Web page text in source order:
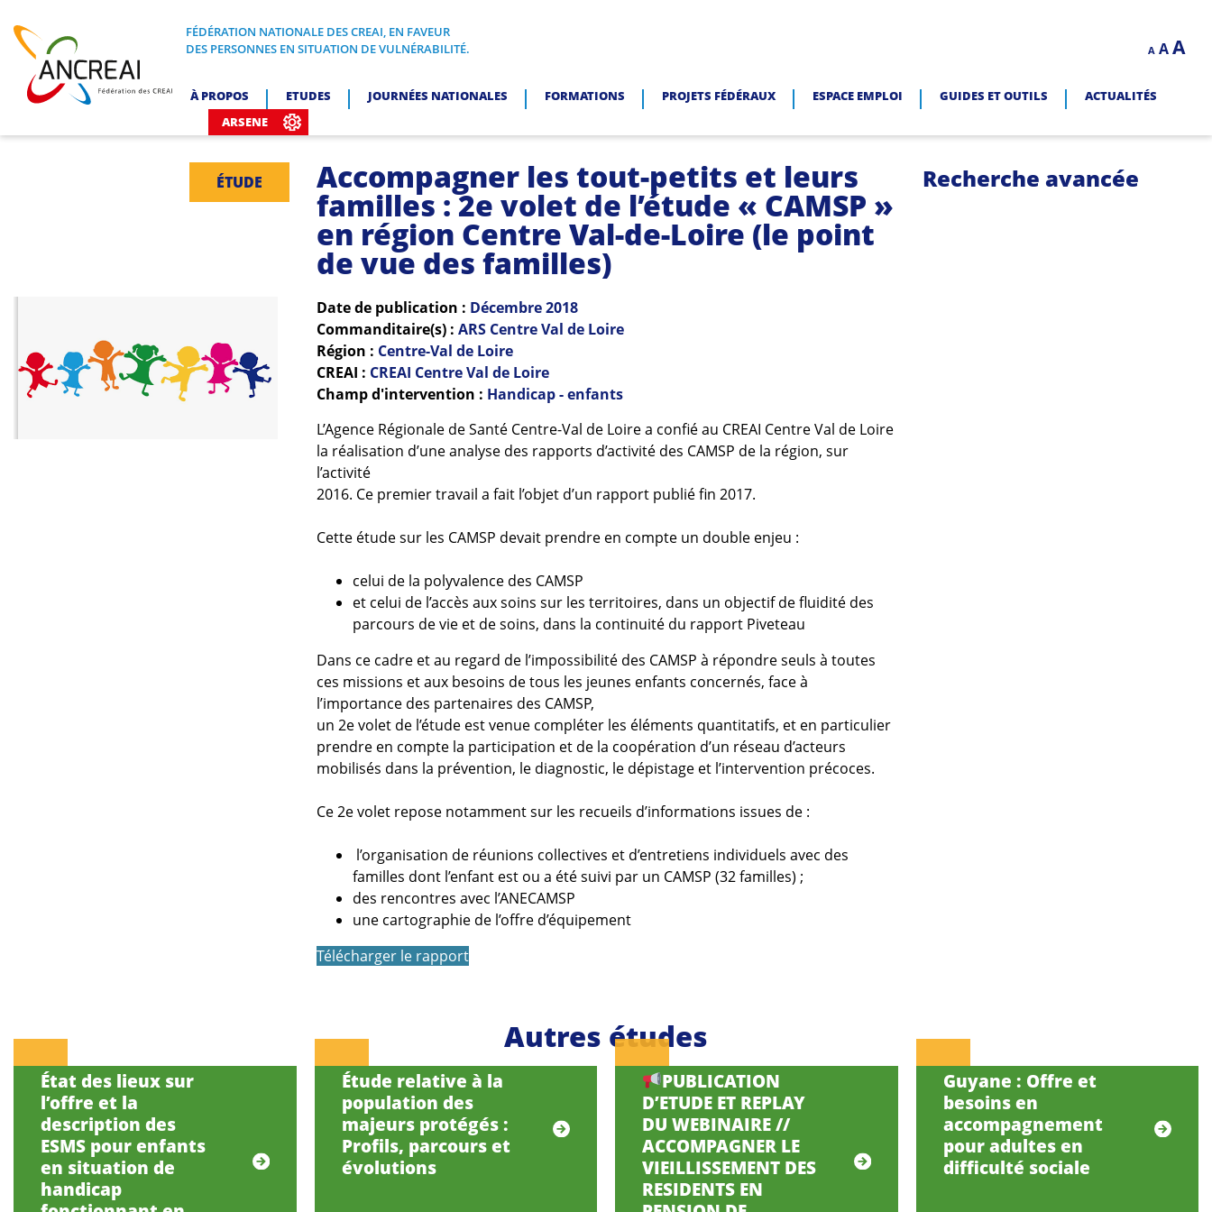
content
ANCREAI
FÉDÉRATION NATIONALE DES CREAI, EN FAVEUR DES PERSONNES EN SITUATION DE VULNÉRABILITÉ.
FÉDÉRATION NATIONALE DES CREAI, EN FAVEUR
DES PERSONNES EN SITUATION DE VULNÉRABILITÉ.
A
Decrease
font
A Reset
A
À PROPOS ETUDES JOURNÉES NATIONALES FORMATIONS PROJETS FÉDÉRAUX ESPACE EMPLOI GUIDES ET OUTILS
ACTUALITÉS
ARSENE
ÉTUDE Accompagner les tout-petits et leurs
familles : 2e volet de l’étude « CAMSP »
en région Centre Val-de-Loire (le point
de vue des familles)
Date de publication : Décembre2018
Commanditaire(s) : ARS Centre Val de Loire
Région : Centre-Val de Loire
CREAI : CREAI Centre Val de Loire
Champ d'intervention : Handicap - enfants
L’Agence Régionale de Santé Centre-Val de Loire a confié au CREAI Centre Val de Loire
la réalisation d’une analyse des rapports d’activité des CAMSP de la région, sur
l’activité
2016. Ce premier travail a fait l’objet d’un rapport publié fin 2017.
Cette étude sur les CAMSP devait prendre en compte un double enjeu :
celui de la polyvalence des CAMSP
et celui de l’accès aux soins sur les territoires, dans un objectif de fluidité des
parcours de vie et de soins, dans la continuité du rapport Piveteau
Dans ce cadre et au regard de l’impossibilité des CAMSP à répondre seuls à toutes
ces missions et aux besoins de tous les jeunes enfants concernés, face à
l’importance des partenaires des CAMSP,
un 2e volet de l’étude est venue compléter les éléments quantitatifs, et en particulier
prendre en compte la participation et de la coopération d’un réseau d’acteurs
mobilisés dans la prévention, le diagnostic, le dépistage et l’intervention précoces.
Ce 2e volet repose notamment sur les recueils d’informations issues de :
l’organisation de réunions collectives et d’entretiens individuels avec des
familles dont l’enfant est ou a été suivi par un CAMSP (32 familles) ;
des rencontres avec l’ANECAMSP
une cartographie de l’offre d’équipement
Télécharger le rapport
Recherche avancée
Autres études
État des lieux sur
l’offre et la
description des
ESMS pour enfants
en situation de
handicap
Étude relative à la
population des
majeurs protégés :
Profils, parcours et
évolutions
PUBLICATION
D’ETUDE ET REPLAY
DU WEBINAIRE //
ACCOMPAGNER LE
VIEILLISSEMENT DES
RESIDENTS EN
Guyane : Offre et
besoins en
accompagnement
pour adultes en
difficulté sociale